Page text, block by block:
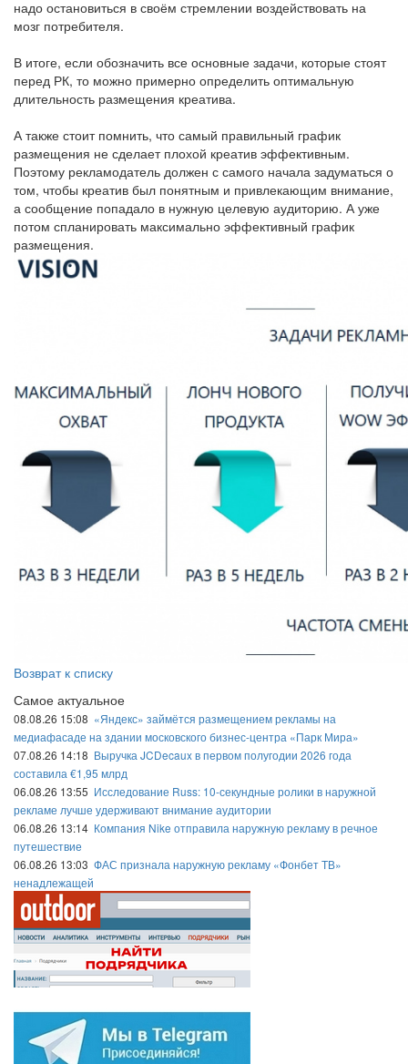
надо остановиться в своём стремлении воздействовать на
мозг потребителя.
В итоге, если обозначить все основные задачи, которые стоят
перед РК, то можно примерно определить оптимальную
длительность размещения креатива.
А также стоит помнить, что самый правильный график
размещения не сделает плохой креатив эффективным.
Поэтому рекламодатель должен с самого начала задуматься о
том, чтобы креатив был понятным и привлекающим внимание,
а сообщение попадало в нужную целевую аудиторию. А уже
потом спланировать максимально эффективный график
размещения.
Возврат к списку
Самое актуальное
08.08.26 15:08 «Яндекс» займётся размещением рекламы на
медиафасаде на здании московского бизнес-центра «Парк Мира»
07.08.26 14:18 Выручка JCDecaux в первом полугодии 2026 года
составила €1,95 млрд
06.08.26 13:55 Исследование Russ: 10-секундные ролики в наружной
рекламе лучше удерживают внимание аудитории
06.08.26 13:14 Компания Nike отправила наружную рекламу в речное
путешествие
06.08.26 13:03 ФАС признала наружную рекламу «Фонбет ТВ»
ненадлежащей